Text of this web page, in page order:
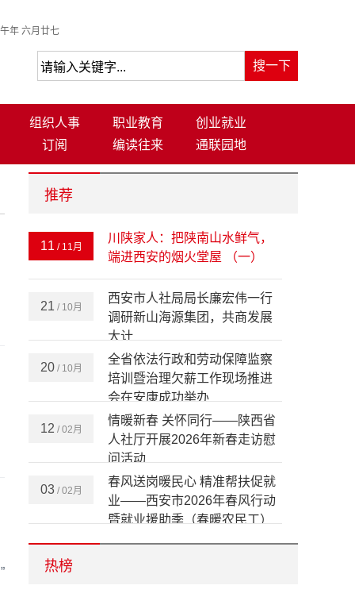
年 六月廿七
组织人事 职业教育
创业就业
订阅
编读往来 通联园地
推荐
11/ 11月
川陕家人：把陕南山水鲜气，
端进西安的烟火堂屋 （一）
21 / 10月
西安市人社局局长廉宏伟一行
调研新山海源集团，共商发展
大计
20/ 10月
全省依法行政和劳动保障监察
培训暨治理欠薪工作现场推进
会在安康成功举办
12 / 02月
情暖新春 关怀同行——陕西省
人社厅开展2026年新春走访慰
问活动
03/ 02月
春风送岗暖民心 精准帮扶促就
业——西安市2026年春风行动
暨就业援助季（春暖农民工）
宝鸡市召开2026年人力资源和
热榜